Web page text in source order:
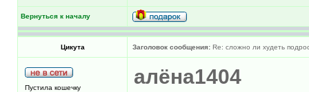
Вернуться к началу
Цикута Заголовок сообщения: Re: сложно ли худеть
Пустила кошечку алёна1404